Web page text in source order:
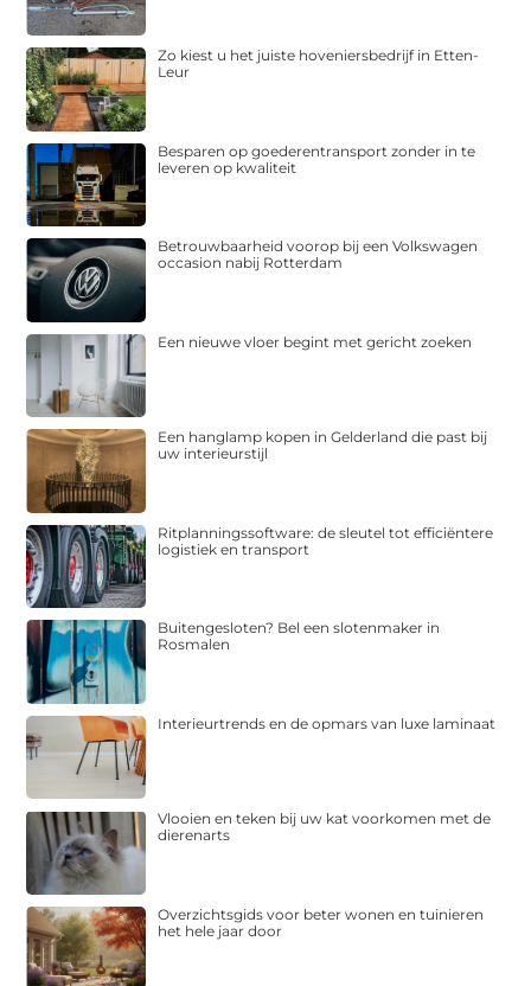
Zo kiest u het juiste hoveniersbedrijf in Etten-
Leur
Besparen op goederentransport zonder in te
leveren op kwaliteit
Betrouwbaarheid voorop bij een Volkswagen
occasion nabij Rotterdam
Een nieuwe vloer begint met gericht zoeken
Een hanglamp kopen in Gelderland die past bij
uw interieurstijl
Ritplanningssoftware: de sleutel tot efficiëntere
logistiek en transport
Buitengesloten? Bel een slotenmaker in
Rosmalen
Interieurtrends en de opmars van luxe laminaat
Vlooien en teken bij uw kat voorkomen met de
dierenarts
Overzichtsgids voor beter wonen en tuinieren
het hele jaar door